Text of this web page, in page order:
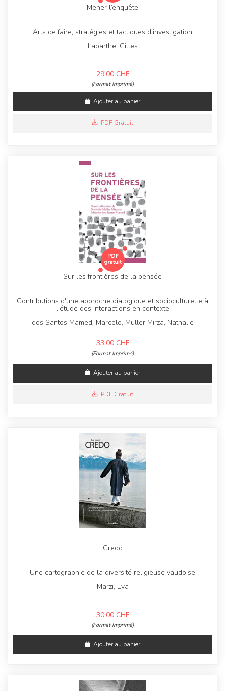
Mener l’enquête
Arts de faire, stratégies et tactiques d'investigation
Labarthe, Gilles
29.00 CHF
(Format Imprimé)
Ajouter au panier
PDF Gratuit
Sur les frontières de la pensée
Contributions d'une approche dialogique et socioculturelle à
l'étude des interactions en contexte
dos Santos Mamed, Marcelo, Muller Mirza, Nathalie
33,00 CHF
(Format Imprimé)
Ajouter au panier
PDF Gratuit
Credo
Une cartographie de la diversité religieuse vaudoise
Marzi, Eva
30,00 CHF
(Format Imprimé)
Ajouter au panier